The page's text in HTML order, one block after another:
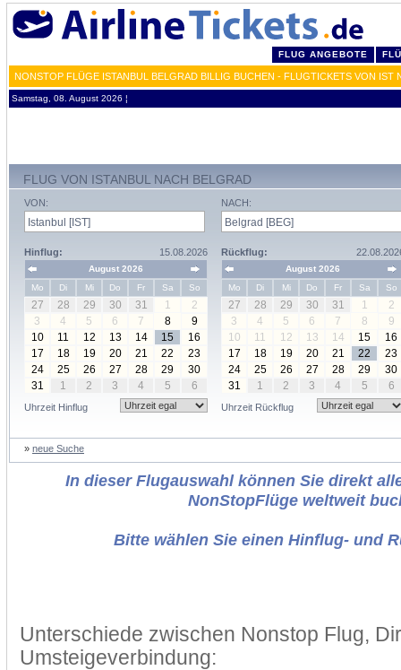
FLUG ANGEBOTE
NONSTOP FLÜGE ISTANBUL BELGRAD BILLIG BUCHEN - FLUGTICKETS VON IST
Samstag, 08. August 2026 ¦
FLUG VON ISTANBUL NACH BELGRAD
VON:
Hinflug: 15.08.2026
August 2026
Mo
Di Mi Do Fr Sa So
27 28 29 30 31 1
2
3
4 5 6 7 8
9
10
11 12 13 14 15
16
17
18 19 20 21 22
23
24
25 26 27 28 29
30
31
1 2 3 4 5 6
Uhrzeit Hinflug
NACH:
Rückflug:
August 2026
Mo
Di Mi Do Fr Sa So
27 28 29 30 31 1
2
3
4 5 6 7 8
9
10
11 12 13 14 15
16
17
18 19 20 21 22
23
24
25 26 27 28 29
30
31
1 2 3 4 5 6
Uhrzeit Rückflug
» neue Suche
In dieser Flugauswahl können Sie direkt
NonStopFlüge weltweit
Bitte wählen Sie einen Hinflug- und
Unterschiede zwischen Nonstop Flug,
Umsteigeverbindung: